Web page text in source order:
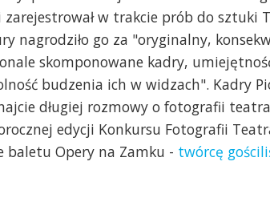
w trakcie prób do sztuki
nagrodziło go za "oryginalny,
skomponowane kadry,
budzenia ich w widzach". Kadry
długiej rozmowy o fotografii
edycji Konkursu Fotografii
baletu Opery na Zamku - twórcę